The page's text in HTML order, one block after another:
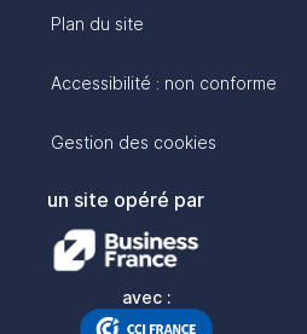
Plan du site
Accessibilité : non conforme
Gestion des cookies
un site opéré par
avec :